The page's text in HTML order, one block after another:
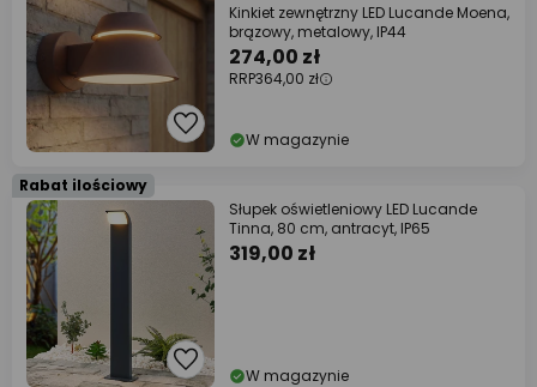
Kinkiet zewnętrzny LED Lucande Moena,
brązowy, metalowy, IP44
274,00 zł
RRP364,00 zł
W magazynie
Rabat ilościowy
Słupek oświetleniowy LED Lucande
Tinna, 80 cm, antracyt, IP65
319,00 zł
W magazynie